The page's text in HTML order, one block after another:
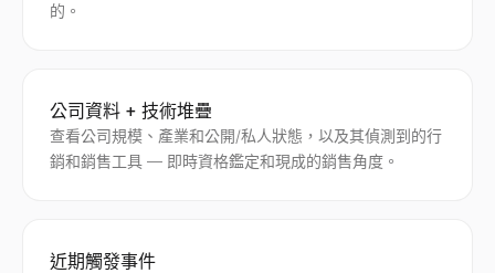
的。
公司資料 + 技術堆疊
查看公司規模、產業和公開/私人狀態，以及其偵測到的行
銷和銷售工具 — 即時資格鑑定和現成的銷售角度。
近期觸發事件